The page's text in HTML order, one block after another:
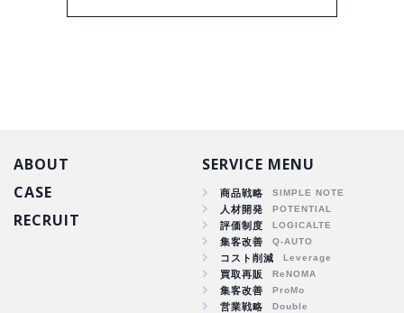
ABOUT
CASE
商品戦略
RECRUIT
SERVICE MENU
商品戦略
人材開発
評価制度
集客改善
コスト削減
買取再販
集客改善
営業戦略